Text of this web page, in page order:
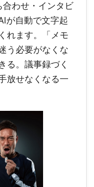
わせ・インタビ
が自動で文字起
れます。「メモ
う必要がなくな
る。議事録づく
放せなくなる一